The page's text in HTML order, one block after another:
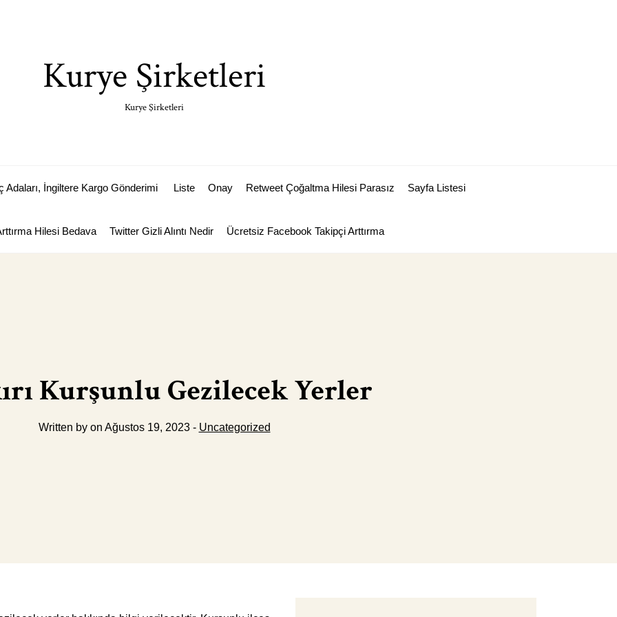
Kurye Şirketleri
Kurye Şirketleri
İngiltere Kargo Gönderimi Liste Onay Retweet Çoğaltma Hilesi Parasız Sayfa Listesi
Hilesi Bedava Twitter Gizli Alıntı Nedir Ücretsiz Facebook Takipçi Arttırma
Kurşunlu Gezilecek Yerler
Written by on Ağustos 19, 2023 - Uncategorized